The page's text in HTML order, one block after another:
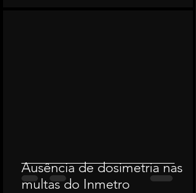
Ausência de dosimetria nas
multas do Inmetro